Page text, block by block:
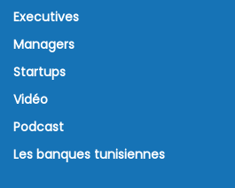
Executives
Managers
Startups
Vidéo
Podcast
Les banques tunisiennes